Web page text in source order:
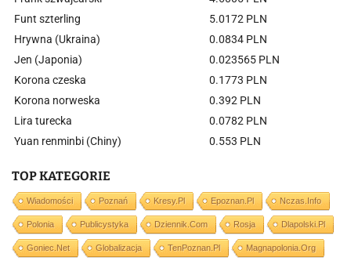
Funt szterling
5.0172 PLN
Hrywna (Ukraina)
0.0834 PLN
Jen (Japonia)
0.023565 PLN
Korona czeska
0.1773 PLN
Korona norweska
0.392 PLN
Lira turecka
0.0782 PLN
Yuan renminbi (Chiny)
0.553 PLN
TOP KATEGORIE
Wiadomości Poznań Kresy.pl Epoznan.pl Nczas.info
Polonia Publicystyka Dziennik.com Rosja Dlapolski.pl
Goniec.net Globalizacja TenPoznan.pl Magnapolonia.org